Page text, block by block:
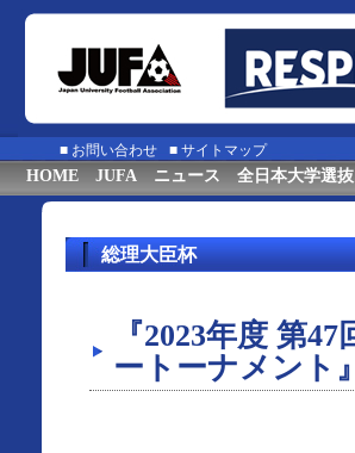
■ お問い合わせ ■ サイトマップ
HOME JUFA ニュース 全日本大学選抜
総理大臣杯
『2023年度 第
ートーナメント